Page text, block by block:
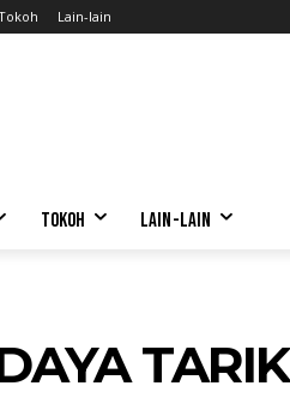
Lain-lain
TOKOH LAIN-LAIN
TARIK